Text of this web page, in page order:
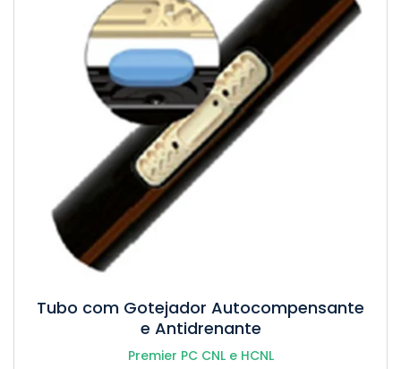
Tubo com Gotejador Autocompensante
e Antidrenante
Premier PC CNL e HCNL